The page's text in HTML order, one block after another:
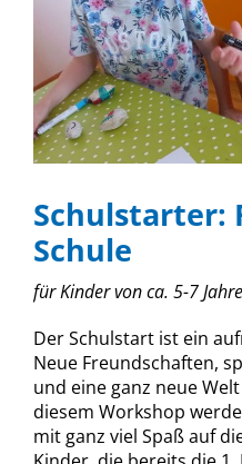
Schulstarter:
Schule
für Kinder von ca. 5-7
Der Schulstart ist ein
Neue Freundschaften,
und eine ganz neue
diesem Workshop
mit ganz viel Spaß auf